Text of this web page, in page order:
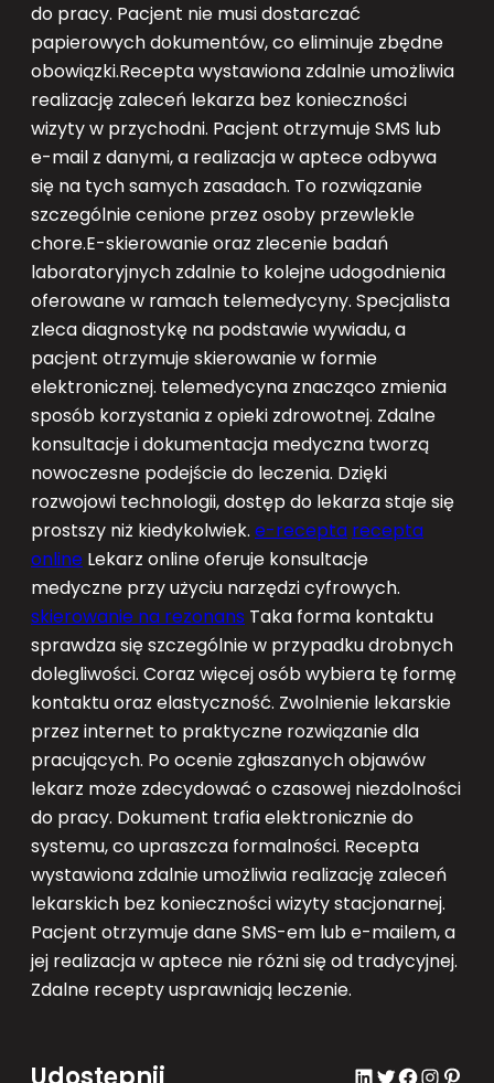
do pracy. Pacjent nie musi dostarczać
papierowych dokumentów, co eliminuje zbędne
obowiązki.Recepta wystawiona zdalnie umożliwia
realizację zaleceń lekarza bez konieczności
wizyty w przychodni. Pacjent otrzymuje SMS lub
e-mail z danymi, a realizacja w aptece odbywa
się na tych samych zasadach. To rozwiązanie
szczególnie cenione przez osoby przewlekle
chore.E-skierowanie oraz zlecenie badań
laboratoryjnych zdalnie to kolejne udogodnienia
oferowane w ramach telemedycyny. Specjalista
zleca diagnostykę na podstawie wywiadu, a
pacjent otrzymuje skierowanie w formie
elektronicznej. telemedycyna znacząco zmienia
sposób korzystania z opieki zdrowotnej. Zdalne
konsultacje i dokumentacja medyczna tworzą
nowoczesne podejście do leczenia. Dzięki
rozwojowi technologii, dostęp do lekarza staje się
prostszy niż kiedykolwiek. e-recepta recepta
online Lekarz online oferuje konsultacje
medyczne przy użyciu narzędzi cyfrowych.
skierowanie na rezonans Taka forma kontaktu
sprawdza się szczególnie w przypadku drobnych
dolegliwości. Coraz więcej osób wybiera tę formę
kontaktu oraz elastyczność. Zwolnienie lekarskie
przez internet to praktyczne rozwiązanie dla
pracujących. Po ocenie zgłaszanych objawów
lekarz może zdecydować o czasowej niezdolności
do pracy. Dokument trafia elektronicznie do
systemu, co upraszcza formalności. Recepta
wystawiona zdalnie umożliwia realizację zaleceń
lekarskich bez konieczności wizyty stacjonarnej.
Pacjent otrzymuje dane SMS-em lub e-mailem, a
jej realizacja w aptece nie różni się od tradycyjnej.
Zdalne recepty usprawniają leczenie.
LinkedIn Twitter Facebook Instagram Pinterest